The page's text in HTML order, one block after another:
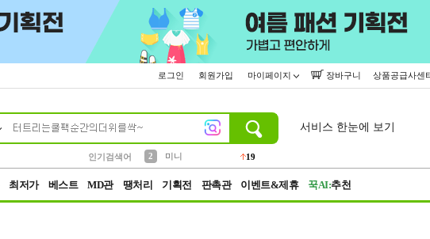
로그인 회원가입 마이페이지 장바구니 상품공급사센
인기검색어
2
미니
19
서비스 한눈에 보기
최저가 베스트 MD관 땡처리 기획전 판촉관 이벤트&제휴 꾹AI:추천